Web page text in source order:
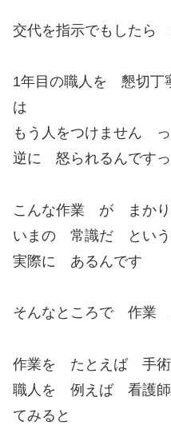
交代を指示でもしたら
1年目の職人を 懇切丁
は
もう人をつけません
逆に 怒られるんです
こんな作業 が まかり
いまの 常識だ とい
実際に あるんです
そんなところで 作業
作業を たとえば 手
職人を 例えば 看護
てみると